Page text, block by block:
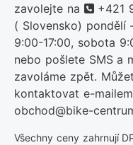
zavolejte na
telefon
+421
( Slovensko) pondělí
9:00-17:00, sobota
nebo pošlete SMS a
zavoláme zpět.
kontaktovat e-
obchod@bike-
Všechny ceny zahrnují